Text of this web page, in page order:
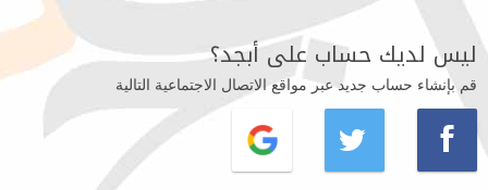
ليس لديك حساب على أبجد؟
قم بإنشاء حساب جديد عبر مواقع الاتصال الاجتماعية التالية